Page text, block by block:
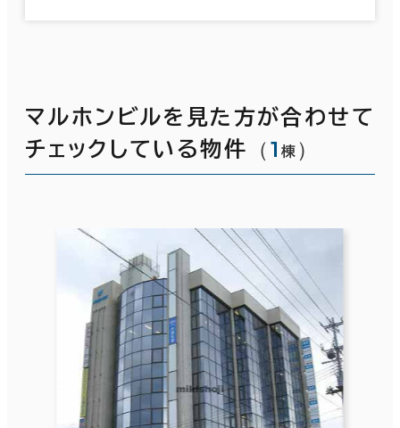
マルホンビルを見た方が合わせて
チェックしている物件
（1 棟 ）